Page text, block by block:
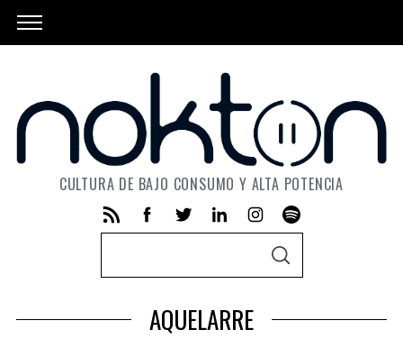
CULTURA DE BAJO CONSUMO Y ALTA POTENCIA
r
S
H
AQUELARRE